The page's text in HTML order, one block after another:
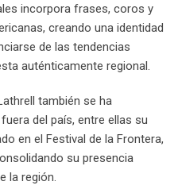
incorpora frases, coros y
creando una identidad
de las tendencias
auténticamente regional.
también se ha
del país, entre ellas su
en el Festival de la Frontera,
su presencia
la región.